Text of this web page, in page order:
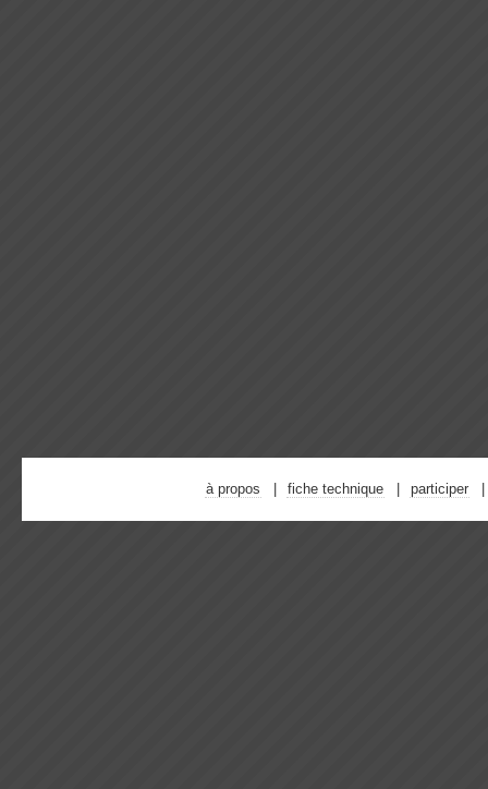
à propos fiche technique participer